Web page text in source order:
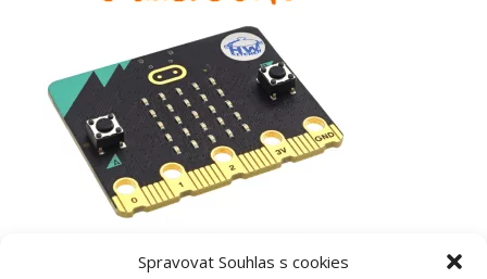
Spravovat Souhlas s cookies